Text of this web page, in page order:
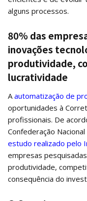
alguns processos.
80% das
inovações
produtividade,
lucratividade
A automatização de
oportunidades à
profissionais. De
Confederação
estudo realizado pelo
empresas
produtividade,
consequência do